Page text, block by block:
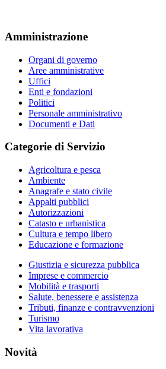
Amministrazione
Organi di governo
Aree amministrative
Uffici
Enti e fondazioni
Politici
Personale amministrativo
Documenti e Dati
Categorie di Servizio
Agricoltura e pesca
Ambiente
Anagrafe e stato civile
Appalti pubblici
Autorizzazioni
Catasto e urbanistica
Cultura e tempo libero
Educazione e formazione
Giustizia e sicurezza pubblica
Imprese e commercio
Mobilità e trasporti
Salute, benessere e assistenza
Tributi, finanze e contravvenzioni
Turismo
Vita lavorativa
Novità